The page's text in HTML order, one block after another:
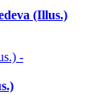
(Illus.)